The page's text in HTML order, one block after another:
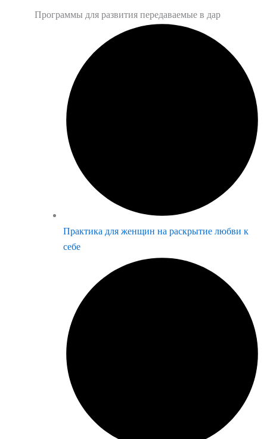
Программы для развития передаваемые в дар
Практика для женщин на раскрытие любви к
себе